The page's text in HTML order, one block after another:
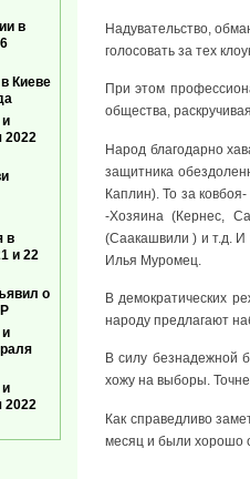
Надувательство,
голосовать за тех
При этом
общества,
Народ благодарно
защитника
Каплин). То за
-Хозяина (Кернес,
(Саакашвили ) и т.д.
Илья Муромец.
В демократических
народу предлагают
В силу безнадежной
хожу на выборы.
Как справедливо
месяц и были хорошо
в
Киеве
2022
в
и 22
о
2022